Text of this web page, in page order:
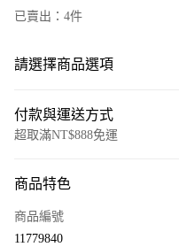
已賣出：4件
請選擇商品選項
付款與運送方式
超取滿NT$888免運
信用卡一次付款
商品特色
商品編號
11779840